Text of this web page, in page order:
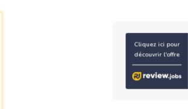
Cliquez ici pour
découvrir l'offre